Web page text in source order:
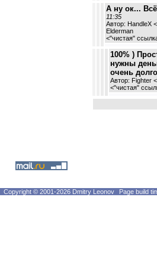
А ну ок...
11:35
Автор: HandleX
Elderman
<"чистая"
100% )
нужны
очень
Автор: Fighter
<"чистая"
Copyright © 2001-2026 Dmitry Leonov Page build